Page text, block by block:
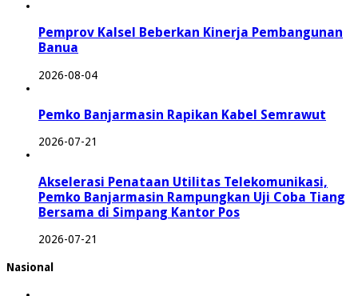
Pemprov Kalsel Beberkan Kinerja Pembangunan
Banua
2026-08-04
Pemko Banjarmasin Rapikan Kabel Semrawut
2026-07-21
Akselerasi Penataan Utilitas Telekomunikasi,
Pemko Banjarmasin Rampungkan Uji Coba Tiang
Bersama di Simpang Kantor Pos
2026-07-21
Nasional